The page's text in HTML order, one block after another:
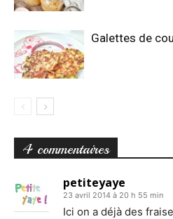
Galettes de
4 commentaires
petiteyaye
23 avril 2014 à 20 h 55 min
Ici on a déjà des